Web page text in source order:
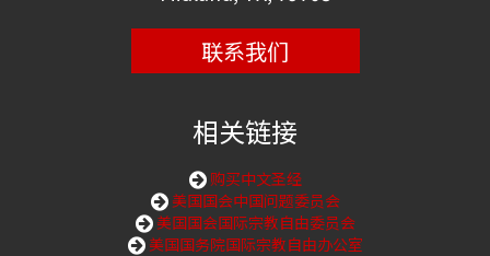
联系我们
相关链接
购买中文圣经
美国国会中国问题委员会
美国国会国际宗教自由委员会
美国国务院国际宗教自由办公室